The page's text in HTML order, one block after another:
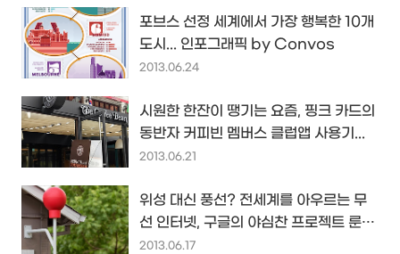
포브스 선정 세계에서 가장 행복한 10개
도시... 인포그래픽 by Convos
2013.06.24
시원한 한잔이 땡기는 요즘, 핑크 카드의
동반자 커피빈 멤버스 클럽앱 사용기...
2013.06.21
위성 대신 풍선? 전세계를 아우르는 무
선 인터넷, 구글의 야심찬 프로젝트 룬
(Project Loon)...
2013.06.17